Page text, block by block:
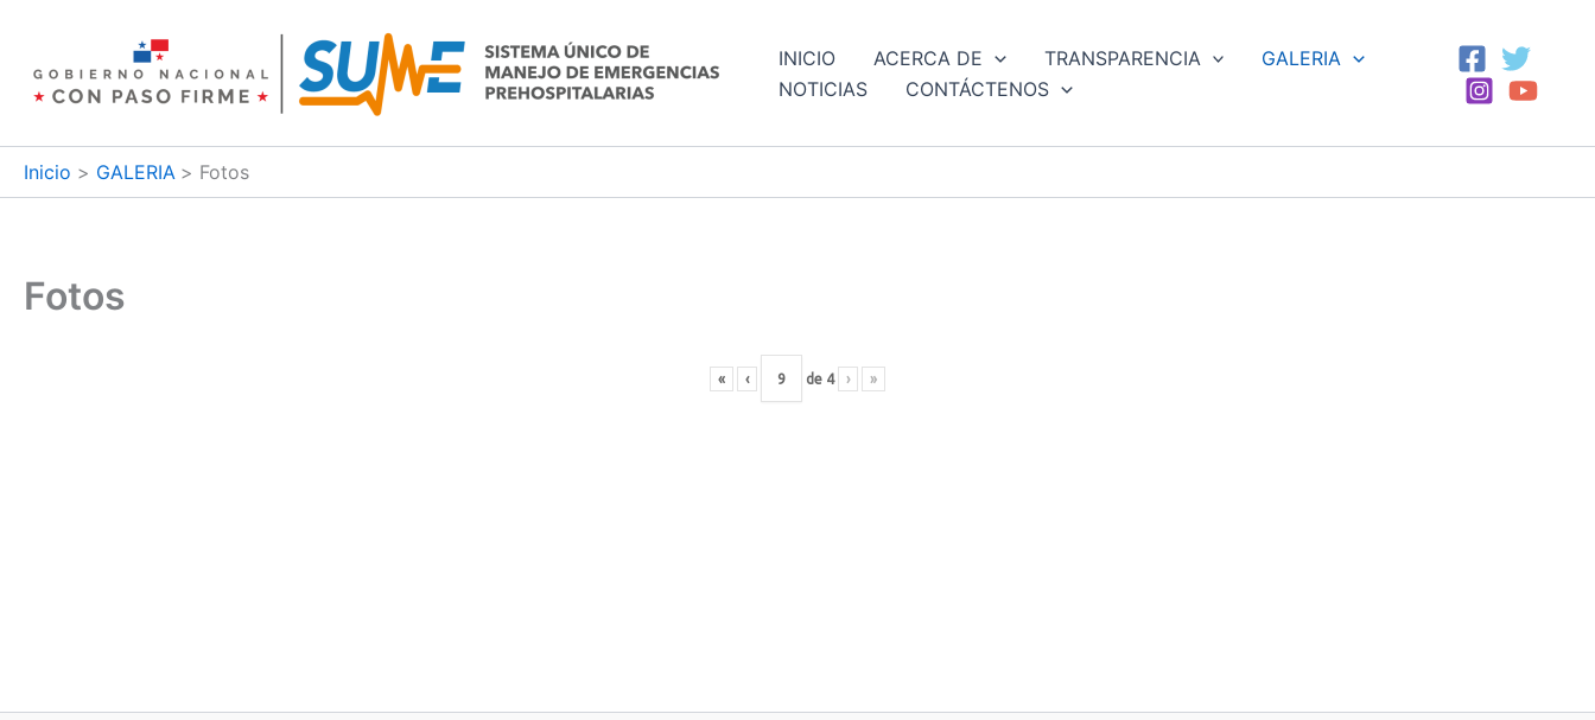
contenido
INICIO ACERCA DE TRANSPARENCIA
GALERIA
NOTICIAS
CONTÁCTENOS
Inicio GALERIA Fotos
Fotos
« ‹ de 4 › »